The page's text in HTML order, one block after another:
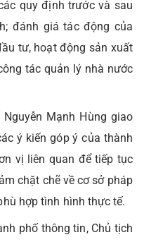
quy định trước và sau
đánh giá tác động của
tư, hoạt động sản xuất
tác quản lý nhà nước
Mạnh Hùng giao
ý kiến góp ý của thành
vị liên quan để tiếp tục
chặt chẽ về cơ sở pháp
hợp tình hình thực tế.
phố thông tin, Chủ tịch